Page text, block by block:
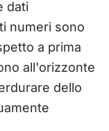
dati
numeri sono
a prima
all'orizzonte
dello